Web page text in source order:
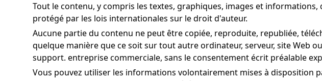
Tout le contenu, y compris les textes, graphiques, images et
protégé par les lois internationales sur le droit d'auteur.
Aucune partie du contenu ne peut être copiée, reproduite, republiée,
quelque manière que ce soit sur tout autre ordinateur, serveur, site
support. entreprise commerciale, sans le consentement écrit préalable
Vous pouvez utiliser les informations volontairement mises à disposition